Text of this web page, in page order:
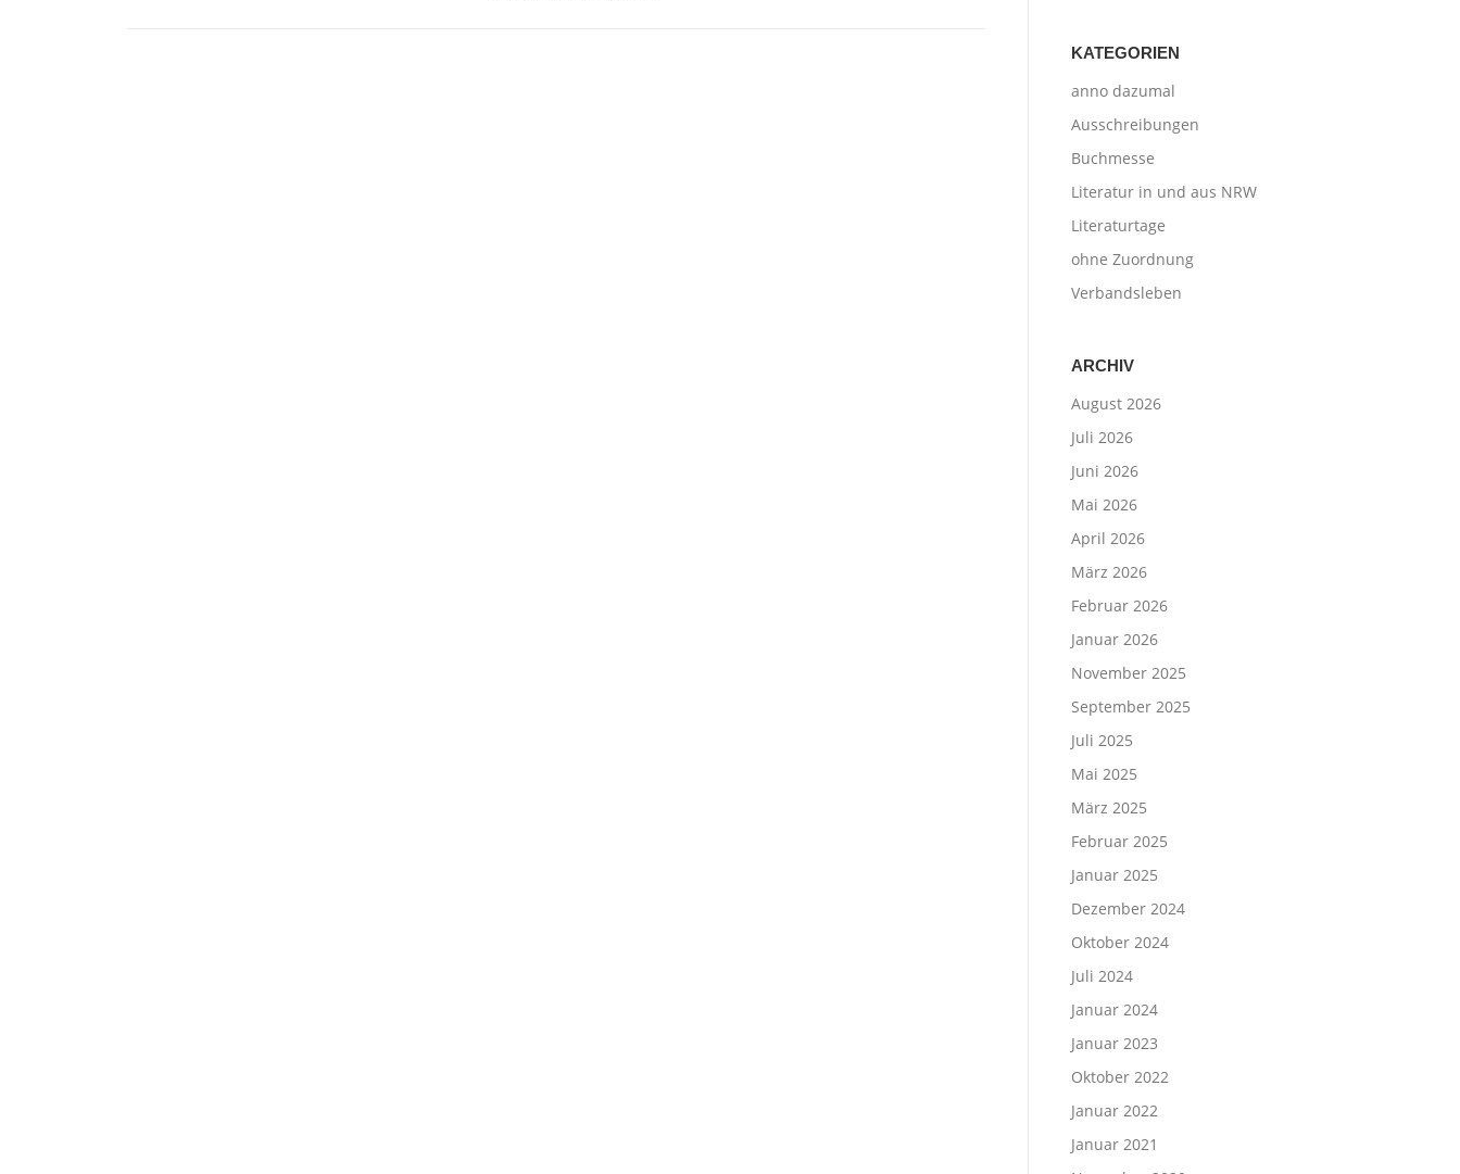
KATEGORIEN
anno dazumal
Ausschreibungen
Buchmesse
Literatur in und aus NRW
Literaturtage
ohne Zuordnung
Verbandsleben
ARCHIV
August 2026
Juli 2026
Juni 2026
Mai 2026
April 2026
März 2026
Februar 2026
Januar 2026
November 2025
September 2025
Juli 2025
Mai 2025
März 2025
Februar 2025
Januar 2025
Dezember 2024
Oktober 2024
Juli 2024
Januar 2024
Januar 2023
Oktober 2022
Januar 2022
Januar 2021